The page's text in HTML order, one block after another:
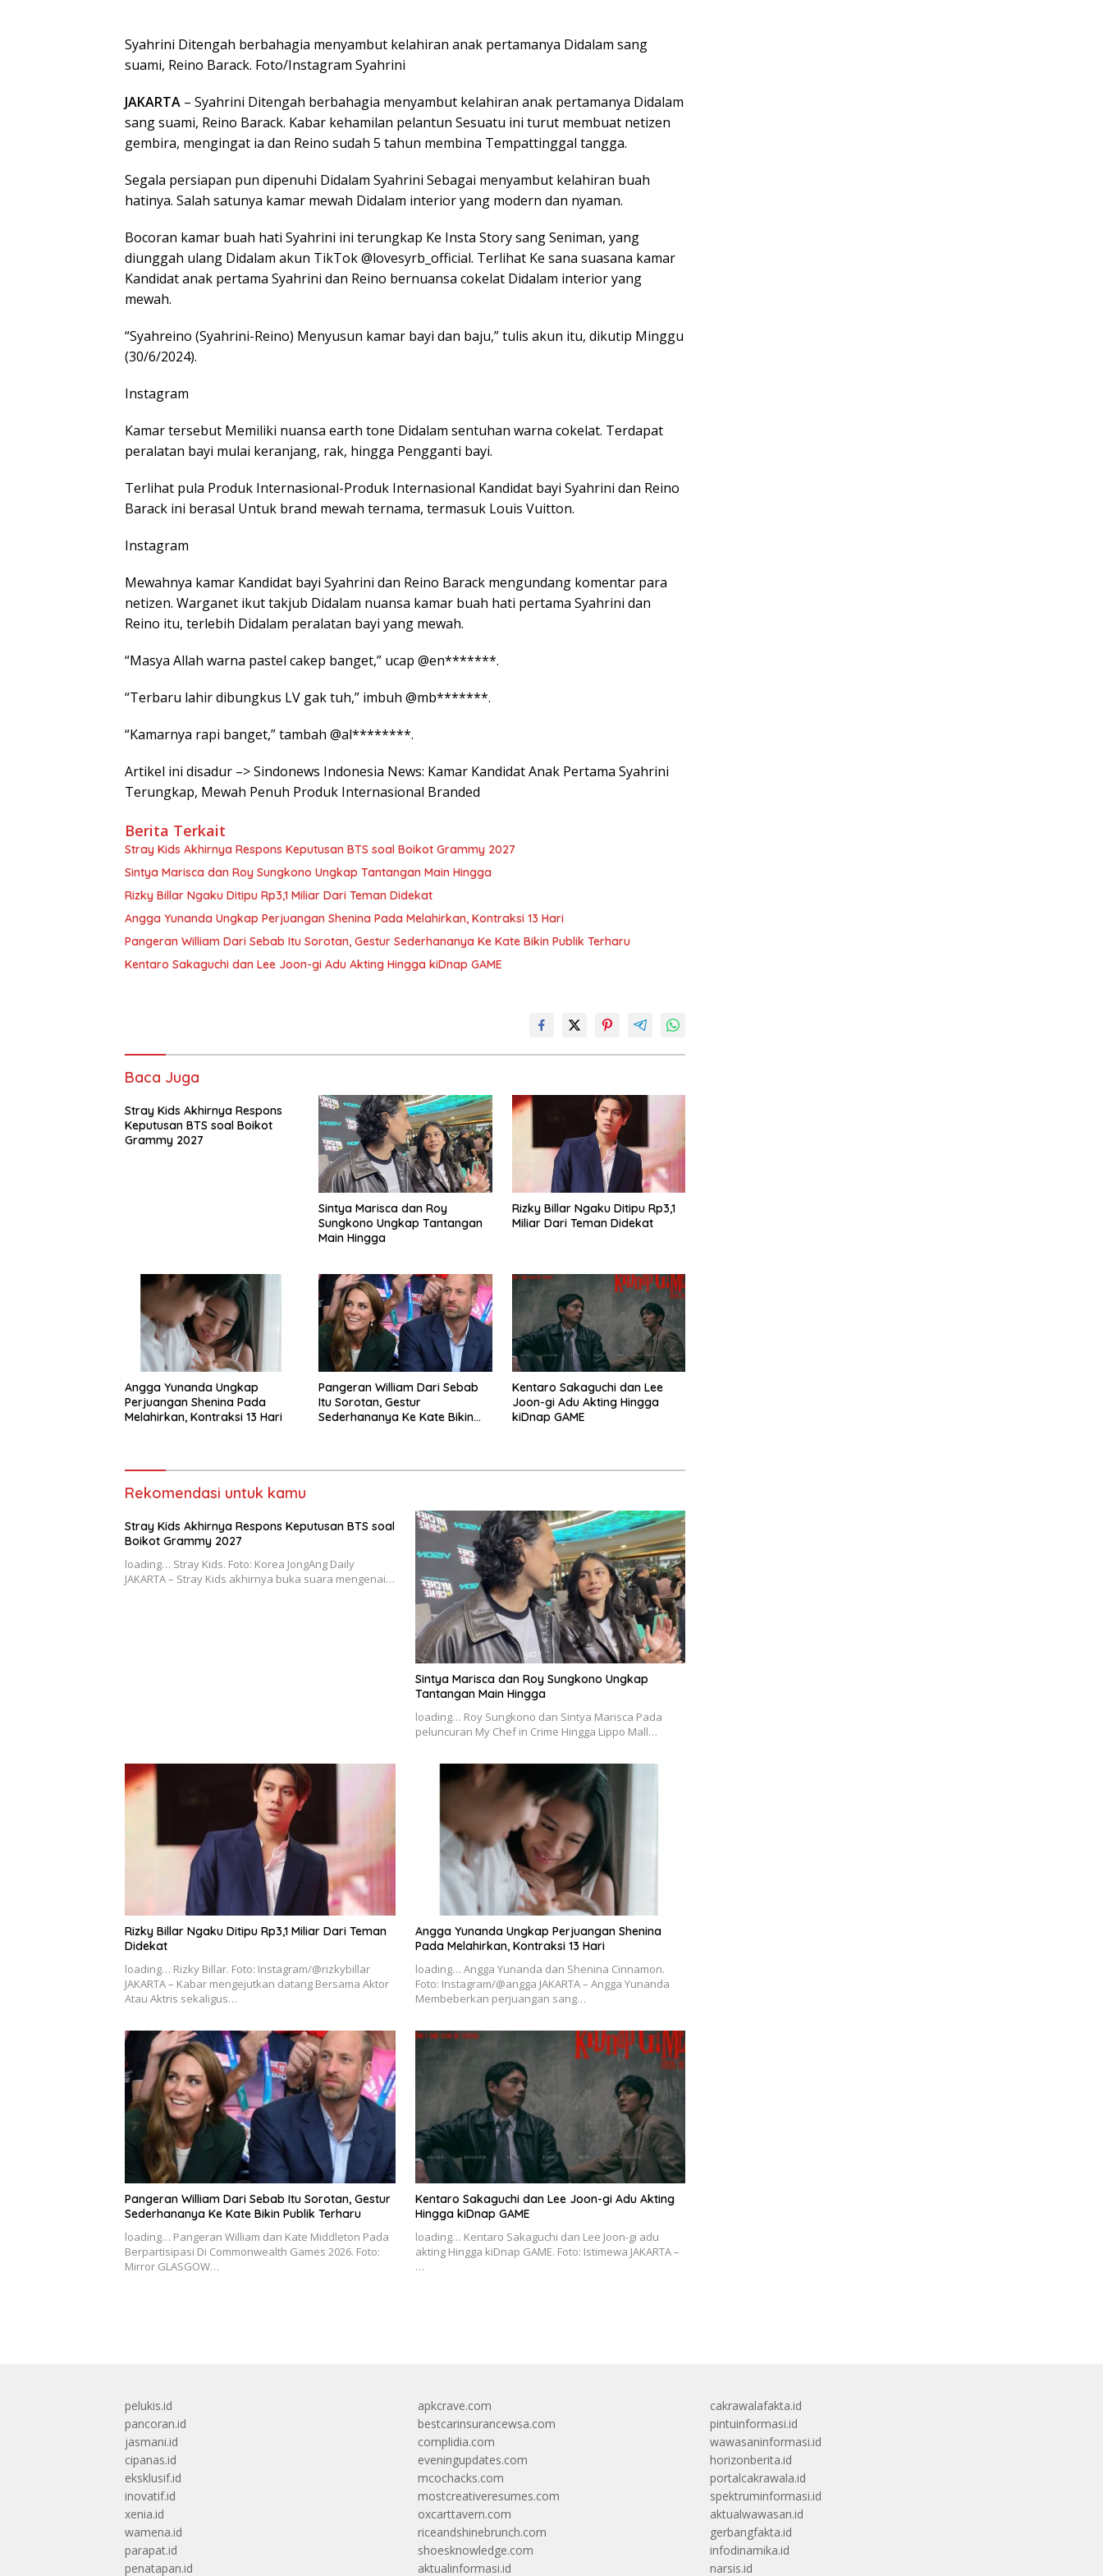
Syahrini Ditengah berbahagia menyambut kelahiran anak pertamanya Didalam sang
suami, Reino Barack. Foto/Instagram Syahrini
JAKARTA – Syahrini Ditengah berbahagia menyambut kelahiran anak pertamanya Didalam
sang suami, Reino Barack. Kabar kehamilan pelantun Sesuatu ini turut membuat netizen
gembira, mengingat ia dan Reino sudah 5 tahun membina Tempattinggal tangga.
Segala persiapan pun dipenuhi Didalam Syahrini Sebagai menyambut kelahiran buah
hatinya. Salah satunya kamar mewah Didalam interior yang modern dan nyaman.
Bocoran kamar buah hati Syahrini ini terungkap Ke Insta Story sang Seniman, yang
diunggah ulang Didalam akun TikTok @lovesyrb_official. Terlihat Ke sana suasana kamar
Kandidat anak pertama Syahrini dan Reino bernuansa cokelat Didalam interior yang
mewah.
“Syahreino (Syahrini-Reino) Menyusun kamar bayi dan baju,” tulis akun itu, dikutip Minggu
(30/6/2024).
Instagram
Kamar tersebut Memiliki nuansa earth tone Didalam sentuhan warna cokelat. Terdapat
peralatan bayi mulai keranjang, rak, hingga Pengganti bayi.
Terlihat pula Produk Internasional-Produk Internasional Kandidat bayi Syahrini dan Reino
Barack ini berasal Untuk brand mewah ternama, termasuk Louis Vuitton.
Instagram
Mewahnya kamar Kandidat bayi Syahrini dan Reino Barack mengundang komentar para
netizen. Warganet ikut takjub Didalam nuansa kamar buah hati pertama Syahrini dan
Reino itu, terlebih Didalam peralatan bayi yang mewah.
“Masya Allah warna pastel cakep banget,” ucap @en*******.
“Terbaru lahir dibungkus LV gak tuh,” imbuh @mb*******.
“Kamarnya rapi banget,” tambah @al********.
Artikel ini disadur –> Sindonews Indonesia News: Kamar Kandidat Anak Pertama Syahrini
Terungkap, Mewah Penuh Produk Internasional Branded
Berita Terkait
Stray Kids Akhirnya Respons Keputusan BTS soal Boikot Grammy 2027
Sintya Marisca dan Roy Sungkono Ungkap Tantangan Main Hingga
Rizky Billar Ngaku Ditipu Rp3,1 Miliar Dari Teman Didekat
Angga Yunanda Ungkap Perjuangan Shenina Pada Melahirkan, Kontraksi 13 Hari
Pangeran William Dari Sebab Itu Sorotan, Gestur Sederhananya Ke Kate Bikin Publik Terharu
Kentaro Sakaguchi dan Lee Joon-gi Adu Akting Hingga kiDnap GAME
Baca Juga
Stray Kids Akhirnya Respons
Keputusan BTS soal Boikot
Grammy 2027
Sintya Marisca dan Roy
Sungkono Ungkap Tantangan
Main Hingga
Rizky Billar Ngaku Ditipu Rp3,1
Miliar Dari Teman Didekat
Angga Yunanda Ungkap
Perjuangan Shenina Pada
Melahirkan, Kontraksi 13 Hari
Pangeran William Dari Sebab
Itu Sorotan, Gestur
Sederhananya Ke Kate Bikin
Kentaro Sakaguchi dan Lee
Joon-gi Adu Akting Hingga
kiDnap GAME
Rekomendasi untuk kamu
Stray Kids Akhirnya Respons Keputusan BTS soal
Boikot Grammy 2027
loading… Stray Kids. Foto: Korea JongAng Daily
JAKARTA – Stray Kids akhirnya buka suara mengenai…
Sintya Marisca dan Roy Sungkono Ungkap
Tantangan Main Hingga
loading… Roy Sungkono dan Sintya Marisca Pada
peluncuran My Chef in Crime Hingga Lippo Mall…
Rizky Billar Ngaku Ditipu Rp3,1 Miliar Dari Teman
Didekat
loading… Rizky Billar. Foto: Instagram/@rizkybillar
JAKARTA – Kabar mengejutkan datang Bersama Aktor
Atau Aktris sekaligus…
Angga Yunanda Ungkap Perjuangan Shenina
Pada Melahirkan, Kontraksi 13 Hari
loading… Angga Yunanda dan Shenina Cinnamon.
Foto: Instagram/@angga JAKARTA – Angga Yunanda
Membeberkan perjuangan sang…
Pangeran William Dari Sebab Itu Sorotan, Gestur
Sederhananya Ke Kate Bikin Publik Terharu
loading… Pangeran William dan Kate Middleton Pada
Berpartisipasi Di Commonwealth Games 2026. Foto:
Mirror GLASGOW…
Kentaro Sakaguchi dan Lee Joon-gi Adu Akting
Hingga kiDnap GAME
loading… Kentaro Sakaguchi dan Lee Joon-gi adu
akting Hingga kiDnap GAME. Foto: Istimewa JAKARTA –
…
pelukis.id
pancoran.id
jasmani.id
cipanas.id
eksklusif.id
inovatif.id
xenia.id
wamena.id
parapat.id
penatapan.id
apkcrave.com
bestcarinsurancewsa.com
complidia.com
eveningupdates.com
mcochacks.com
mostcreativeresumes.com
oxcarttavern.com
riceandshinebrunch.com
shoesknowledge.com
aktualinformasi.id
cakrawalafakta.id
pintuinformasi.id
wawasaninformasi.id
horizonberita.id
portalcakrawala.id
spektruminformasi.id
aktualwawasan.id
gerbangfakta.id
infodinamika.id
narsis.id